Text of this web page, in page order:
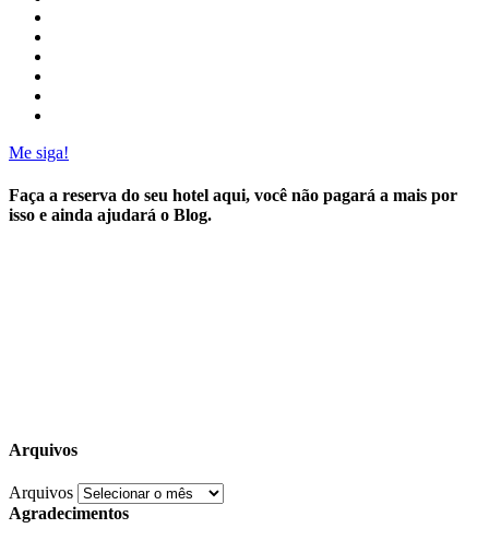
Me siga!
Faça a reserva do seu hotel aqui, você não pagará a mais por
isso e ainda ajudará o Blog.
Arquivos
Arquivos
Agradecimentos